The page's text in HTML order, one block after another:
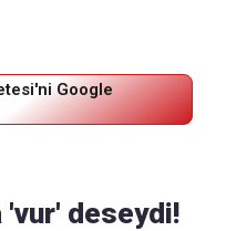
Google
'vur' deseydi!